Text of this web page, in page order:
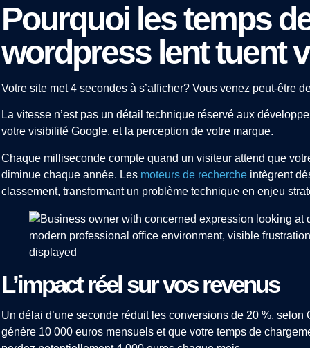
Pourquoi les temps
wordpress lent tuent
Votre site met 4 secondes à s’afficher? Vous venez peut-être
La vitesse n’est pas un détail technique réservé aux
votre visibilité Google, et la perception de votre marque.
Chaque milliseconde compte quand un visiteur attend que
diminue chaque année. Les moteurs de recherche intègrent
classement, transformant un problème technique en enjeu
L’impact réel sur vos revenus
Un délai d’une seconde réduit les conversions de 20 %,
génère 10 000 euros mensuels et que votre temps de